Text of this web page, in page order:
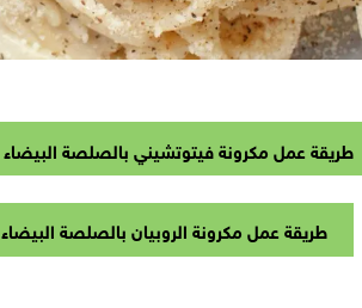
طريقة عمل مكرونة فيتوتشيني بالصلصة البيضاء
طريقة عمل مكرونة الروبيان بالصلصة البيضاء